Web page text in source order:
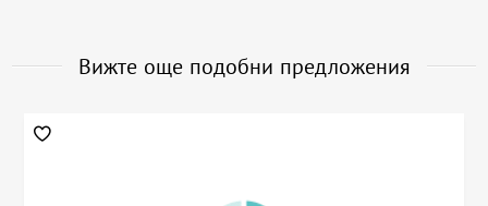
Вижте още подобни предложения